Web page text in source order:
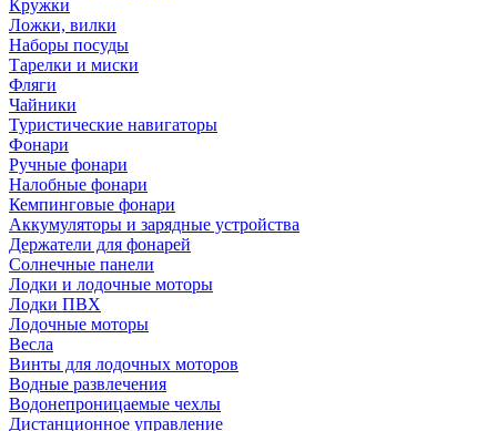
Кружки
Ложки, вилки
Наборы посуды
Тарелки и миски
Фляги
Чайники
Туристические навигаторы
Фонари
Ручные фонари
Налобные фонари
Кемпинговые фонари
Аккумуляторы и зарядные устройства
Держатели для фонарей
Солнечные панели
Лодки и лодочные моторы
Лодки ПВХ
Лодочные моторы
Весла
Винты для лодочных моторов
Водные развлечения
Водонепроницаемые чехлы
Дистанционное управление